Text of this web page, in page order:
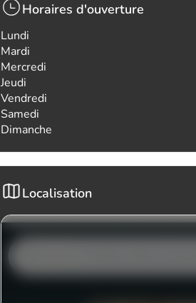
Horaires d'ouverture
Lundi
Mardi
Mercredi
Jeudi
Vendredi
Samedi
Dimanche
Localisation